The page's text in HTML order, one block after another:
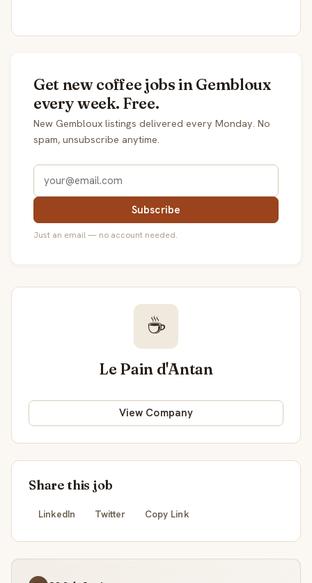
Get new coffee jobs in Gembloux
every week. Free.
New Gembloux listings delivered every Monday. No
spam, unsubscribe anytime.
Subscribe
Just an email — no account needed.
☕
Le Pain d'Antan
View Company
Share this job
LinkedIn Twitter Copy Link